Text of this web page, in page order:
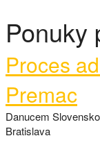
Ponuky
Proces
Premac
Danucem
Bratislava